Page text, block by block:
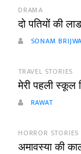
DRAMA
दो पतियों की
SONAM
TRAVEL STORIES
मेरी पहली स्कूल
RAWAT
HORROR STORIES
अमावस्या की